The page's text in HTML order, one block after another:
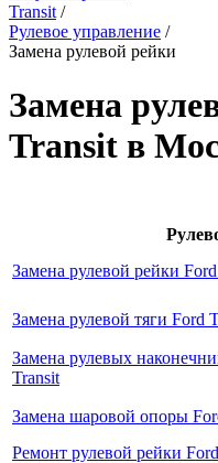
Transit /
Рулевое управление /
Замена рулевой рейки
Замена
Transit в
Замена рулевой рейки
Замена рулевой тяги Ford
Замена рулевых
Transit
Замена шаровой опоры
Ремонт рулевой рейки